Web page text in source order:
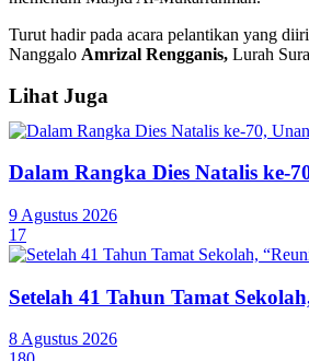
Turut hadir pada acara pelantikan yang
Nanggalo Amrizal Rengganis, Lurah
Lihat Juga
Dalam Rangka Dies Natalis ke-
9 Agustus 2026
17
Setelah 41 Tahun Tamat
8 Agustus 2026